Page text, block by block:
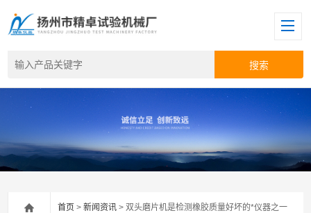
首页 >新闻资讯 > 双头磨片机是检测橡胶质量好坏的*仪器之一